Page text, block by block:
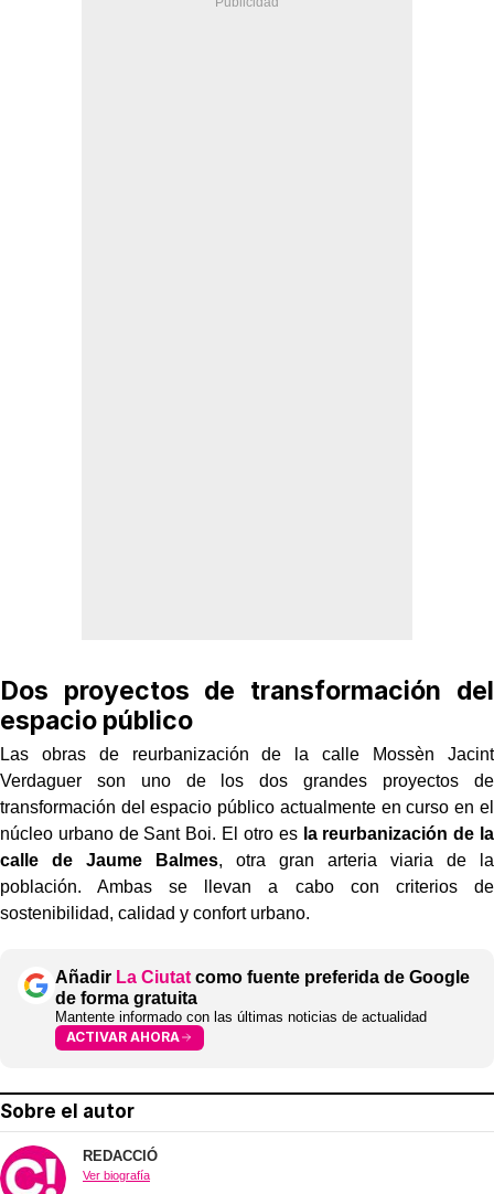
Dos proyectos de transformación del
espacio público
Las obras de reurbanización de la calle Mossèn Jacint
Verdaguer son uno de los dos grandes proyectos de
transformación del espacio público actualmente en curso en el
núcleo urbano de Sant Boi. El otro es la reurbanización de la
calle de Jaume Balmes, otra gran arteria viaria de la
población. Ambas se llevan a cabo con criterios de
sostenibilidad, calidad y confort urbano.
Añadir La Ciutat como fuente preferida de Google
de forma gratuita
Mantente informado con las últimas noticias de actualidad
ACTIVAR AHORA
Sobre el autor
REDACCIÓ
Ver biografía